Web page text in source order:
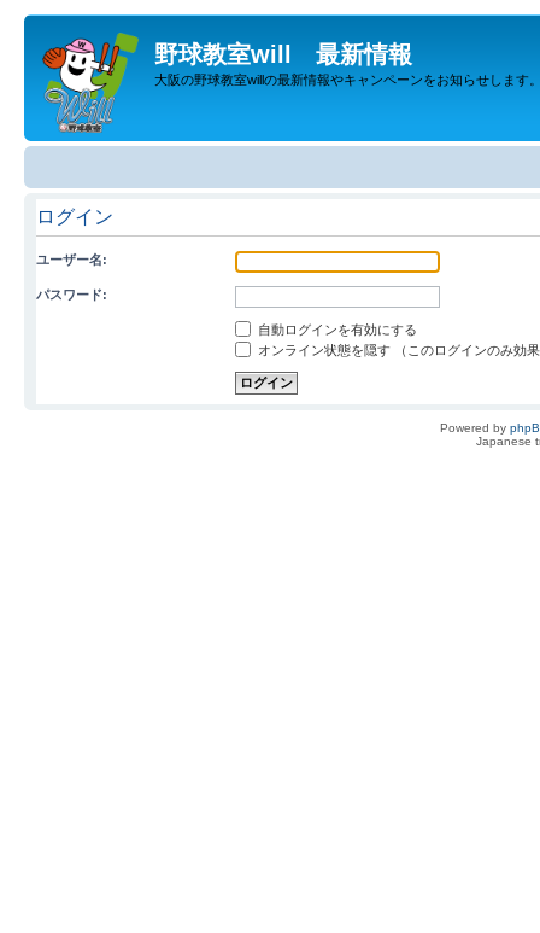
野球教室will 最新情報
大阪の野球教室willの最新情報やキャンペーンをお知らせします
ログイン
ユーザー名:
パスワード:
自動ログインを有効にする
オンライン状態を隠す （このログインのみ効
Powered by
Japanese